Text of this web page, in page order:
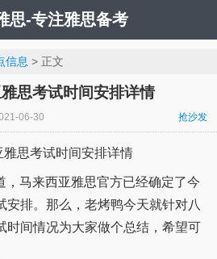
思-专注雅思备考
信息 > 正文
思考试时间安排详情
06-30 抢沙发
思考试时间安排详情
，马来西亚雅思官方已经确定了今
安排。那么，老烤鸭今天就针对八
时间情况为大家做个总结，希望可